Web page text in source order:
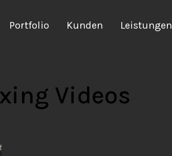
Portfolio Kunden Leistungen
Videos